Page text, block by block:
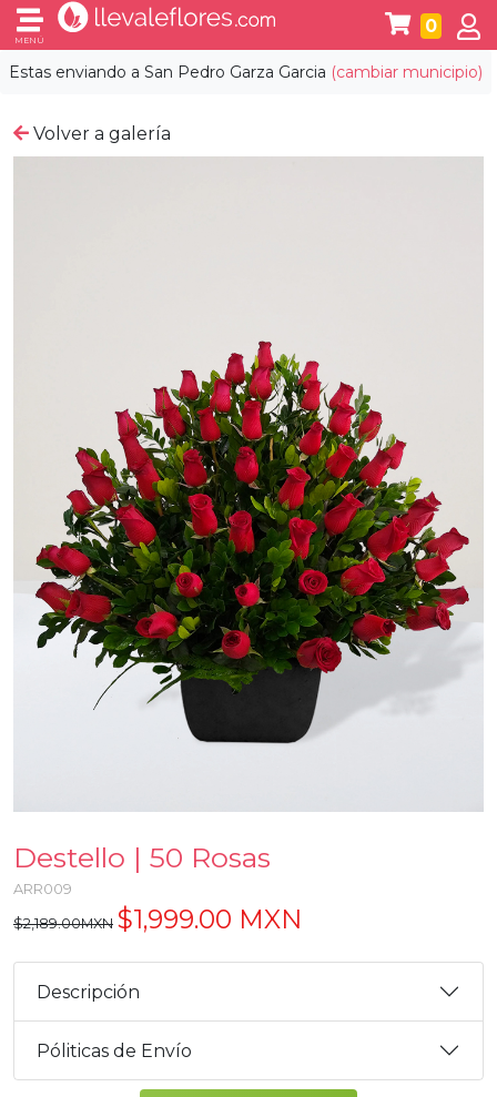
Estas enviando a San Pedro Garza Garcia (cambiar municipio)
MENÚ
0
Volver a galería
Destello | 50 Rosas
ARR009
$2,189.00MXN $1,999.00 MXN
Descripción
Póliticas de Envío